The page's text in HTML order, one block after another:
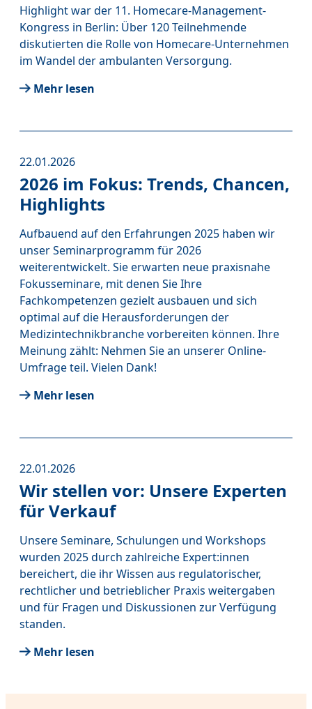
Highlight war der 11. Homecare-Management-
Kongress in Berlin: Über 120 Teilnehmende
diskutierten die Rolle von Homecare-Unternehmen
im Wandel der ambulanten Versorgung.
Mehr lesen
22.01.2026
2026 im Fokus: Trends, Chancen,
Highlights
Aufbauend auf den Erfahrungen 2025 haben wir
unser Seminarprogramm für 2026
weiterentwickelt. Sie erwarten neue praxisnahe
Fokusseminare, mit denen Sie Ihre
Fachkompetenzen gezielt ausbauen und sich
optimal auf die Herausforderungen der
Medizintechnikbranche vorbereiten können. Ihre
Meinung zählt: Nehmen Sie an unserer Online-
Umfrage teil. Vielen Dank!
Mehr lesen
22.01.2026
Wir stellen vor: Unsere Experten
für Verkauf
Unsere Seminare, Schulungen und Workshops
wurden 2025 durch zahlreiche Expert:innen
bereichert, die ihr Wissen aus regulatorischer,
rechtlicher und betrieblicher Praxis weitergaben
und für Fragen und Diskussionen zur Verfügung
standen.
Mehr lesen